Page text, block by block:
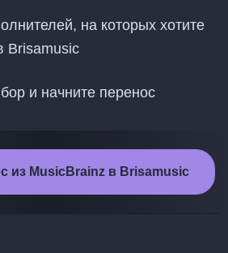
на которых хотите
Brisamusic
и начните перенос
из MusicBrainz в Brisamusic